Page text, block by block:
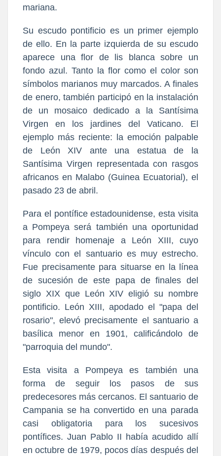
mariana.
Su escudo pontificio es un primer ejemplo
de ello. En la parte izquierda de su escudo
aparece una flor de lis blanca sobre un
fondo azul. Tanto la flor como el color son
símbolos marianos muy marcados. A finales
de enero, también participó en la instalación
de un mosaico dedicado a la Santísima
Virgen en los jardines del Vaticano. El
ejemplo más reciente: la emoción palpable
de León XIV ante una estatua de la
Santísima Virgen representada con rasgos
africanos en Malabo (Guinea Ecuatorial), el
pasado 23 de abril.
Para el pontífice estadounidense, esta visita
a Pompeya será también una oportunidad
para rendir homenaje a León XIII, cuyo
vínculo con el santuario es muy estrecho.
Fue precisamente para situarse en la línea
de sucesión de este papa de finales del
siglo XIX que León XIV eligió su nombre
pontificio. León XIII, apodado el "papa del
rosario", elevó precisamente el santuario a
basílica menor en 1901, calificándolo de
"parroquia del mundo".
Esta visita a Pompeya es también una
forma de seguir los pasos de sus
predecesores más cercanos. El santuario de
Campania se ha convertido en una parada
casi obligatoria para los sucesivos
pontífices. Juan Pablo II había acudido allí
en octubre de 1979, pocos días después del